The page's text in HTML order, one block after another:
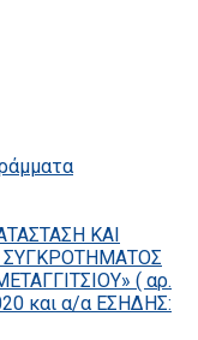
ΚΑΙ
( αρ.
και α/α ΕΣΗΔΗΣ: